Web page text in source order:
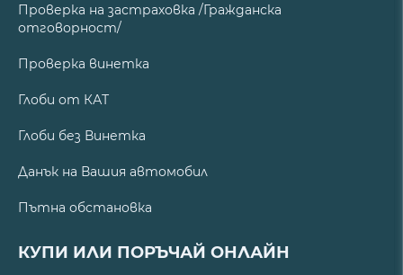
Проверка на застраховка /Гражданска
отговорност/
Проверка винетка
Глоби от КАТ
Глоби без Винетка
Данък на Вашия автомобил
Пътна обстановка
КУПИ ИЛИ ПОРЪЧАЙ ОНЛАЙН